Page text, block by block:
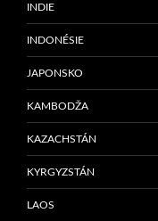
INDIE
INDONÉSIE
JAPONSKO
KAMBODŽA
KAZACHSTÁN
KYRGYZSTÁN
LAOS